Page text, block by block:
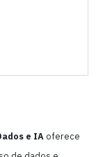
e IA oferece